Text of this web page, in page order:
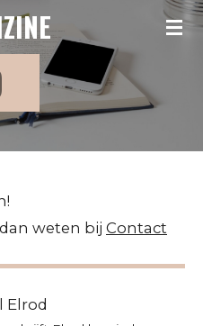
weten bij Contact
Elrod